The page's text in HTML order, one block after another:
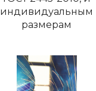
индивидуальным
размерам